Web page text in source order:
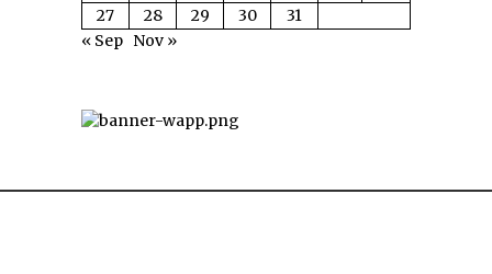
27
28 29 30
31
« Sep Nov »